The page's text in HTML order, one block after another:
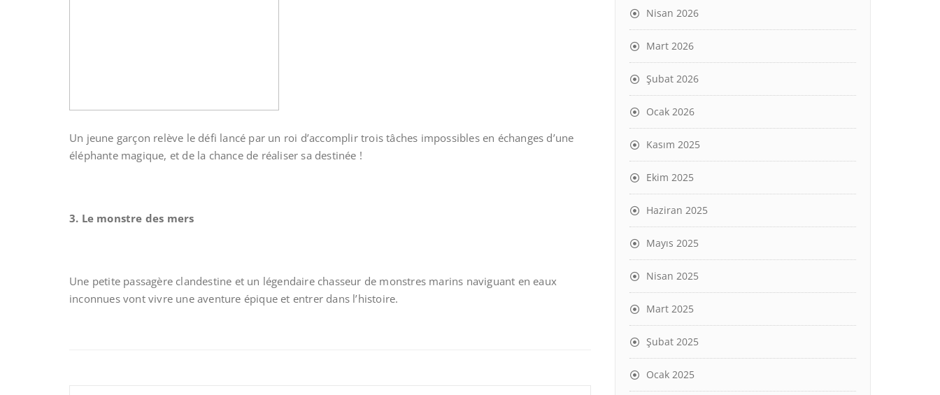
Un jeune garçon relève le défi lancé par un roi d’accomplir trois tâches impossibles en échanges d’une
éléphante magique, et de la chance de réaliser sa destinée !
3. Le monstre des mers
Une petite passagère clandestine et un légendaire chasseur de monstres marins naviguant en eaux
inconnues vont vivre une aventure épique et entrer dans l’histoire.
Nisan 2026
Mart 2026
Şubat 2026
Ocak 2026
Kasım 2025
Ekim 2025
Haziran 2025
Mayıs 2025
Nisan 2025
Mart 2025
Şubat 2025
Ocak 2025